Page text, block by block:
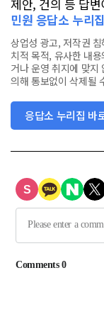
제안, 건의 등 답
민원 응답소 누리
상업성 광고, 저작권
치적 목적, 유사한 내
거나 운영 취지에 맞지
의해 통보없이 삭제될
응답소 누리집 바